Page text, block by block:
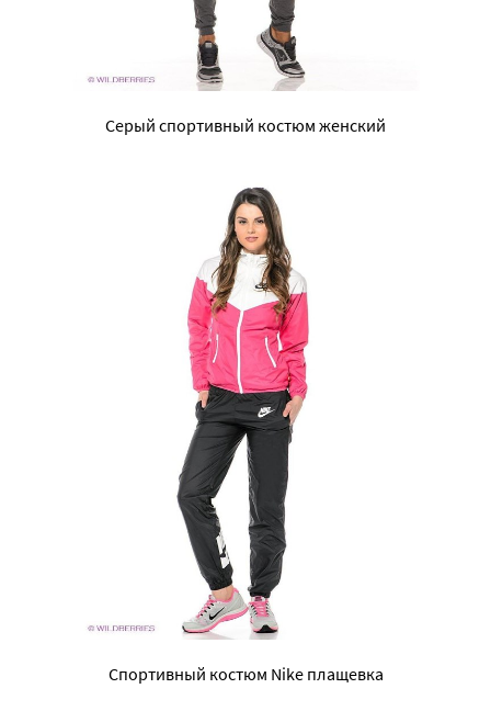
Серый спортивный костюм женский
Спортивный костюм Nike плащевка